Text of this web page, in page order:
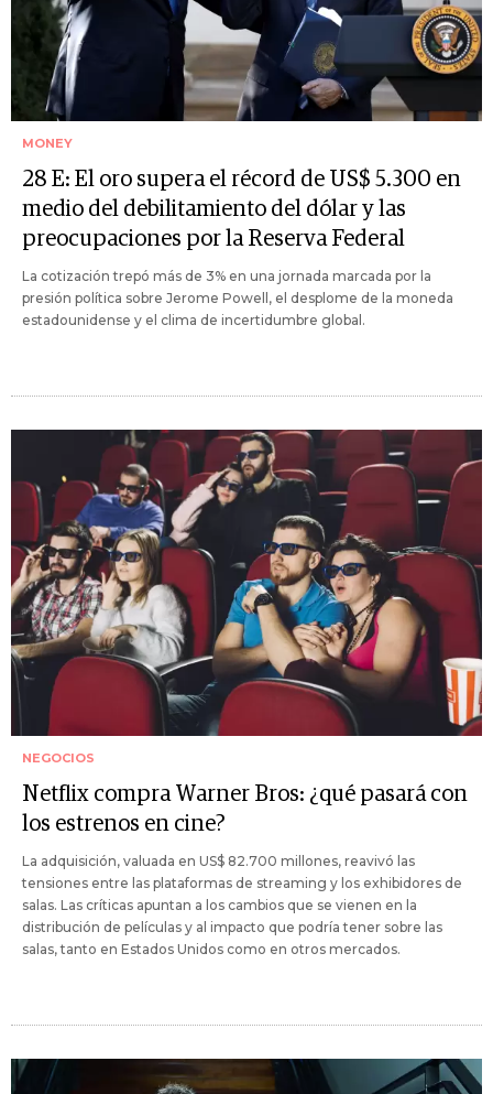
MONEY
28 E: El oro supera el récord de US$ 5.300 en
medio del debilitamiento del dólar y las
preocupaciones por la Reserva Federal
La cotización trepó más de 3% en una jornada marcada por la
presión política sobre Jerome Powell, el desplome de la moneda
estadounidense y el clima de incertidumbre global.
NEGOCIOS
Netflix compra Warner Bros: ¿qué pasará con
los estrenos en cine?
La adquisición, valuada en US$ 82.700 millones, reavivó las
tensiones entre las plataformas de streaming y los exhibidores de
salas. Las críticas apuntan a los cambios que se vienen en la
distribución de películas y al impacto que podría tener sobre las
salas, tanto en Estados Unidos como en otros mercados.